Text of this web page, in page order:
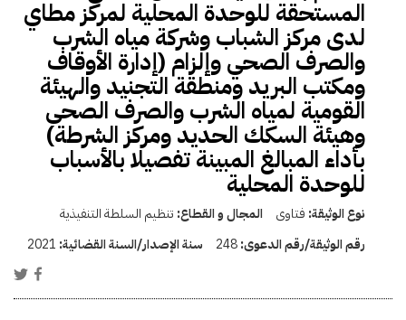
المستحقة للوحدة المحلية لمركز مطاي
لدى مركز الشباب وشركة مياه الشرب
والصرف الصحي وإلزام (إدارة الأوقاف
ومكتب البريد ومنطقة التجنيد والهيئة
القومية لمياه الشرب والصرف الصحى
وهيئة السكك الحديد ومركز الشرطة)
بأداء المبالغ المبينة تفصيلا بالأسباب
للوحدة المحلية
نوع الوثيقة: فتاوى المجال و القطاع: تنظيم السلطة التنفيذية
رقم الوثيقة/رقم الدعوى:248 سنة الإصدار/السنة القضائية: 2021